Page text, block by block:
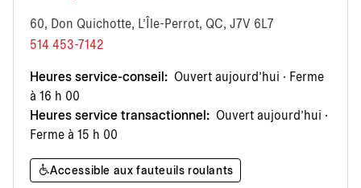
60, Don Quichotte, L'Île-Perrot, QC, J7V 6L7
514 453-7142
Heures service-conseil: Ouvert aujourd’hui · Ferme
à 16 h 00
Heures service transactionnel: Ouvert aujourd’hui ·
Ferme à 15 h 00
Accessible aux fauteuils roulants